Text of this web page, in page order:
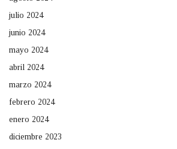
julio 2024
junio 2024
mayo 2024
abril 2024
marzo 2024
febrero 2024
enero 2024
diciembre 2023